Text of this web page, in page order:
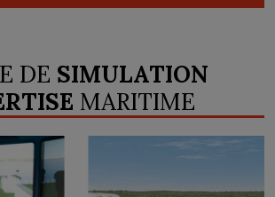
DE SIMULATION
MARITIME